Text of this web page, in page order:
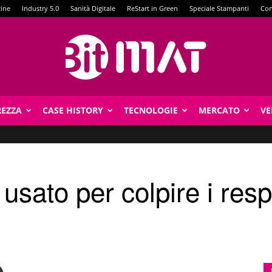
Industry 5.0 Sanità Digitale ReStart in Green Speciale Stampanti
CASE HISTORY TECNOLOGIE MERCATO
per colpire i